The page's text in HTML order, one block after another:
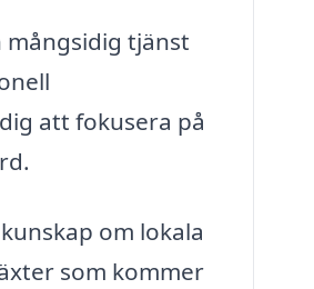
tjänst
att fokusera på
om lokala
som kommer